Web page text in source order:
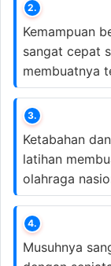
2.
Kemampuan
sangat cepat
membuatnya
3.
Ketabahan
latihan
olahraga
4.
Musuhnya